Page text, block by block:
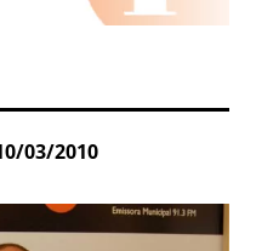
03/2010